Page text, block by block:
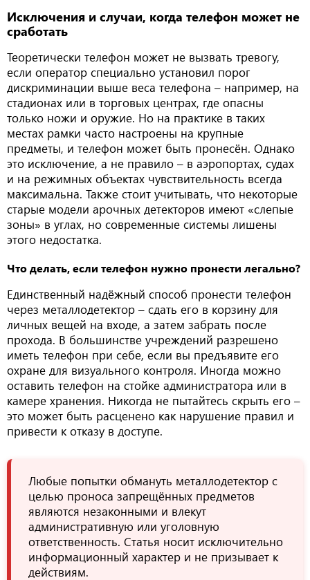
Исключения и случаи, когда телефон может не
сработать
Теоретически телефон может не вызвать тревогу,
если оператор специально установил порог
дискриминации выше веса телефона – например, на
стадионах или в торговых центрах, где опасны
только ножи и оружие. Но на практике в таких
местах рамки часто настроены на крупные
предметы, и телефон может быть пронесён. Однако
это исключение, а не правило – в аэропортах, судах
и на режимных объектах чувствительность всегда
максимальна. Также стоит учитывать, что некоторые
старые модели арочных детекторов имеют «слепые
зоны» в углах, но современные системы лишены
этого недостатка.
Что делать, если телефон нужно пронести легально?
Единственный надёжный способ пронести телефон
через металлодетектор – сдать его в корзину для
личных вещей на входе, а затем забрать после
прохода. В большинстве учреждений разрешено
иметь телефон при себе, если вы предъявите его
охране для визуального контроля. Иногда можно
оставить телефон на стойке администратора или в
камере хранения. Никогда не пытайтесь скрыть его –
это может быть расценено как нарушение правил и
привести к отказу в доступе.
Любые попытки обмануть металлодетектор с
целью проноса запрещённых предметов
являются незаконными и влекут
административную или уголовную
ответственность. Статья носит исключительно
информационный характер и не призывает к
действиям.